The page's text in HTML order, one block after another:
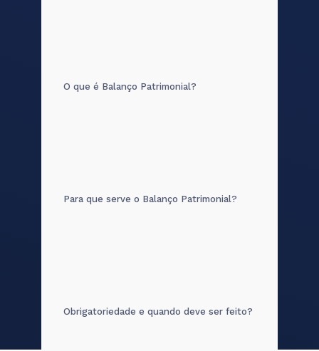
O que é Balanço Patrimonial?
Para que serve o Balanço Patrimonial?
Obrigatoriedade e quando deve ser feito?